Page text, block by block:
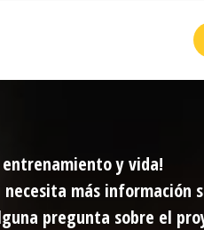
y vida!
más información
pregunta sobre el